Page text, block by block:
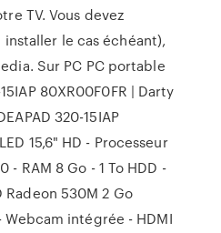
TV. Vous devez
le cas échéant),
Sur PC PC portable
80XR00F0FR | Darty
320-15IAP
15,6" HD - Processeur
- RAM 8 Go - 1 To HDD -
530M 2 Go
Webcam intégrée - HDMI